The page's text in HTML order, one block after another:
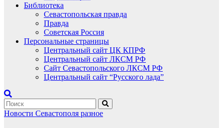
Библиотека
Севастопольская правда
Правда
Советская Россия
Персональные страницы
Центральный сайт ЦК КПРФ
Центральный сайт ЛКСМ РФ
Сайт Севастопольского ЛКСМ РФ
Центральный сайт “Русского лада”
Новости Севастополя разное